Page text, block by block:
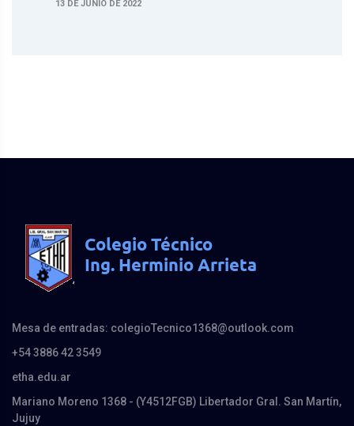
13 DE JUNIO DE 2022
Mesa de entradas: colegioTecnico1368@outlook.com
+54 3886 42 3549
etha.edu.ar
Mariano Moreno 1368 - (Y4512FGB) Libertador Gral. San Martín,
Jujuy